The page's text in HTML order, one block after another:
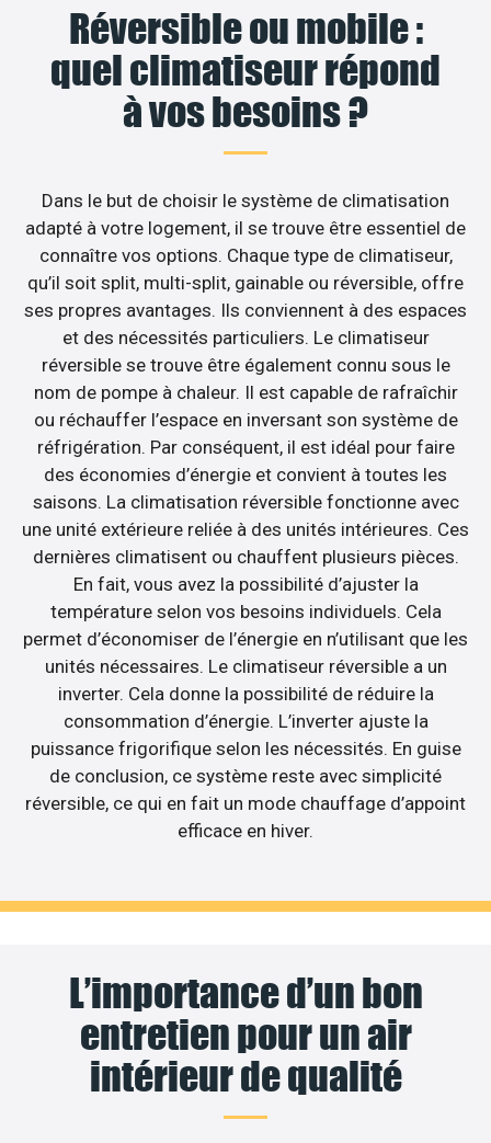
Réversible ou mobile :
quel climatiseur répond
à vos besoins ?
Dans le but de choisir le système de climatisation
adapté à votre logement, il se trouve être essentiel de
connaître vos options. Chaque type de climatiseur,
qu’il soit split, multi-split, gainable ou réversible, offre
ses propres avantages. Ils conviennent à des espaces
et des nécessités particuliers. Le climatiseur
réversible se trouve être également connu sous le
nom de pompe à chaleur. Il est capable de rafraîchir
ou réchauffer l’espace en inversant son système de
réfrigération. Par conséquent, il est idéal pour faire
des économies d’énergie et convient à toutes les
saisons. La climatisation réversible fonctionne avec
une unité extérieure reliée à des unités intérieures. Ces
dernières climatisent ou chauffent plusieurs pièces.
En fait, vous avez la possibilité d’ajuster la
température selon vos besoins individuels. Cela
permet d’économiser de l’énergie en n’utilisant que les
unités nécessaires. Le climatiseur réversible a un
inverter. Cela donne la possibilité de réduire la
consommation d’énergie. L’inverter ajuste la
puissance frigorifique selon les nécessités. En guise
de conclusion, ce système reste avec simplicité
réversible, ce qui en fait un mode chauffage d’appoint
efficace en hiver.
L’importance d’un bon
entretien pour un air
intérieur de qualité